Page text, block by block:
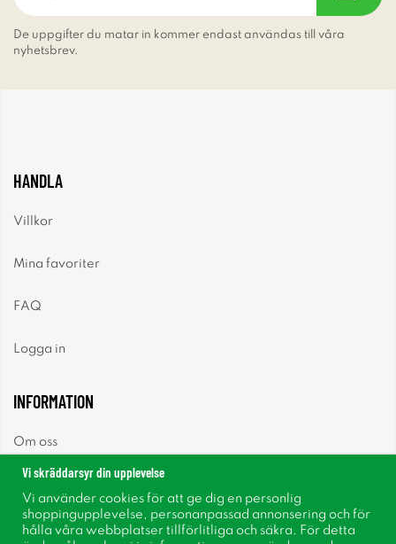
De uppgifter du matar in kommer endast användas till våra
nyhetsbrev.
HANDLA
Villkor
Mina favoriter
FAQ
Logga in
INFORMATION
Om oss
Nyhetsbrev
Vi skräddarsyr din upplevelse
Vi använder cookies för att ge dig en personlig
shoppingupplevelse, personanpassad annonsering och för
hålla våra webbplatser tillförlitliga och säkra. För detta